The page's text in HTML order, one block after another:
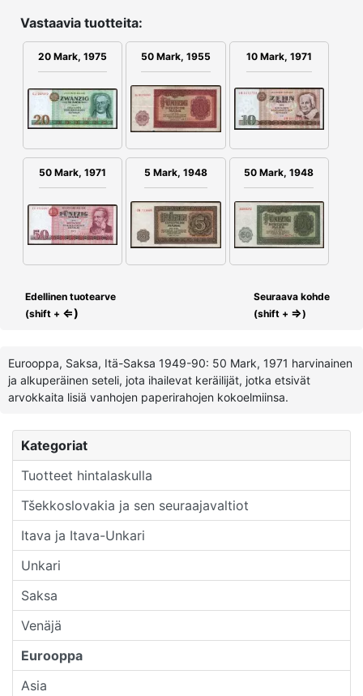
Kategoriat
Tuotteet hintalaskulla
Tšekkoslovakia ja sen seuraajavaltiot
Itava ja Itava-Unkari
Unkari
Saksa
Venäjä
Eurooppa
Asia
Vastaavia tuotteita:
20 Mark, 1975 50 Mark, 1955 10 Mark, 1971
50 Mark, 1971 5 Mark, 1948 50 Mark, 1948
Edellinen tuotearve
(shift + ⇐)
Seuraava kohde
(shift + ⇒)
Eurooppa, Saksa, Itä-Saksa 1949-90: 50 Mark, 1971 harvinainen
ja alkuperäinen seteli, jota ihailevat keräilijät, jotka etsivät
arvokkaita lisiä vanhojen paperirahojen kokoelmiinsa.